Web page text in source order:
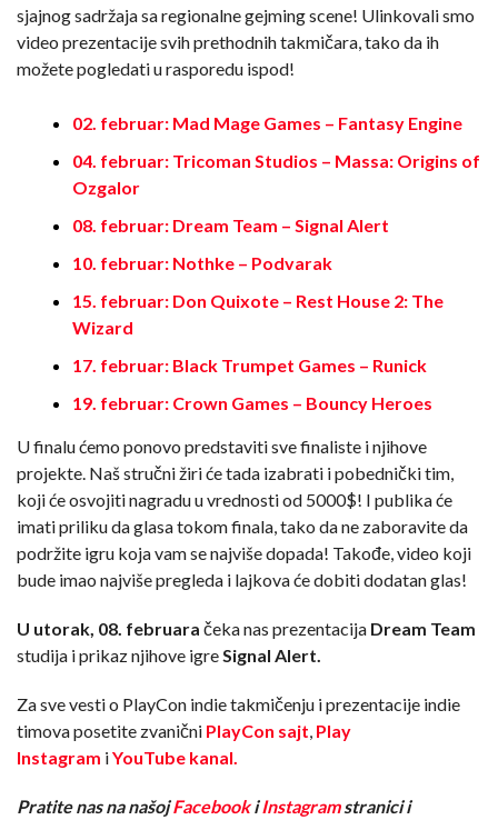
sjajnog sadržaja sa regionalne gejming scene! Ulinkovali smo
video prezentacije svih prethodnih takmičara, tako da ih
možete pogledati u rasporedu ispod!
02. februar: Mad Mage Games – Fantasy Engine
04. februar: Tricoman Studios – Massa: Origins of
Ozgalor
08. februar: Dream Team – Signal Alert
10. februar: Nothke – Podvarak
15. februar: Don Quixote – Rest House 2: The
Wizard
17. februar: Black Trumpet Games – Runick
19. februar: Crown Games – Bouncy Heroes
U finalu ćemo ponovo predstaviti sve finaliste i njihove
projekte. Naš stručni žiri će tada izabrati i pobednički tim,
koji će osvojiti nagradu u vrednosti od 5000$! I publika će
imati priliku da glasa tokom finala, tako da ne zaboravite da
podržite igru koja vam se najviše dopada! Takođe, video koji
bude imao najviše pregleda i lajkova će dobiti dodatan glas!
U utorak, 08. februara čeka nas prezentacija Dream Team
studija i prikaz njihove igreSignal Alert.
Za sve vesti o PlayCon indie takmičenju i prezentacije indie
timova posetite zvanični PlayCon sajt, Play
Instagram iYouTube kanal.
Pratite nas na našojFacebookiInstagramstranici i